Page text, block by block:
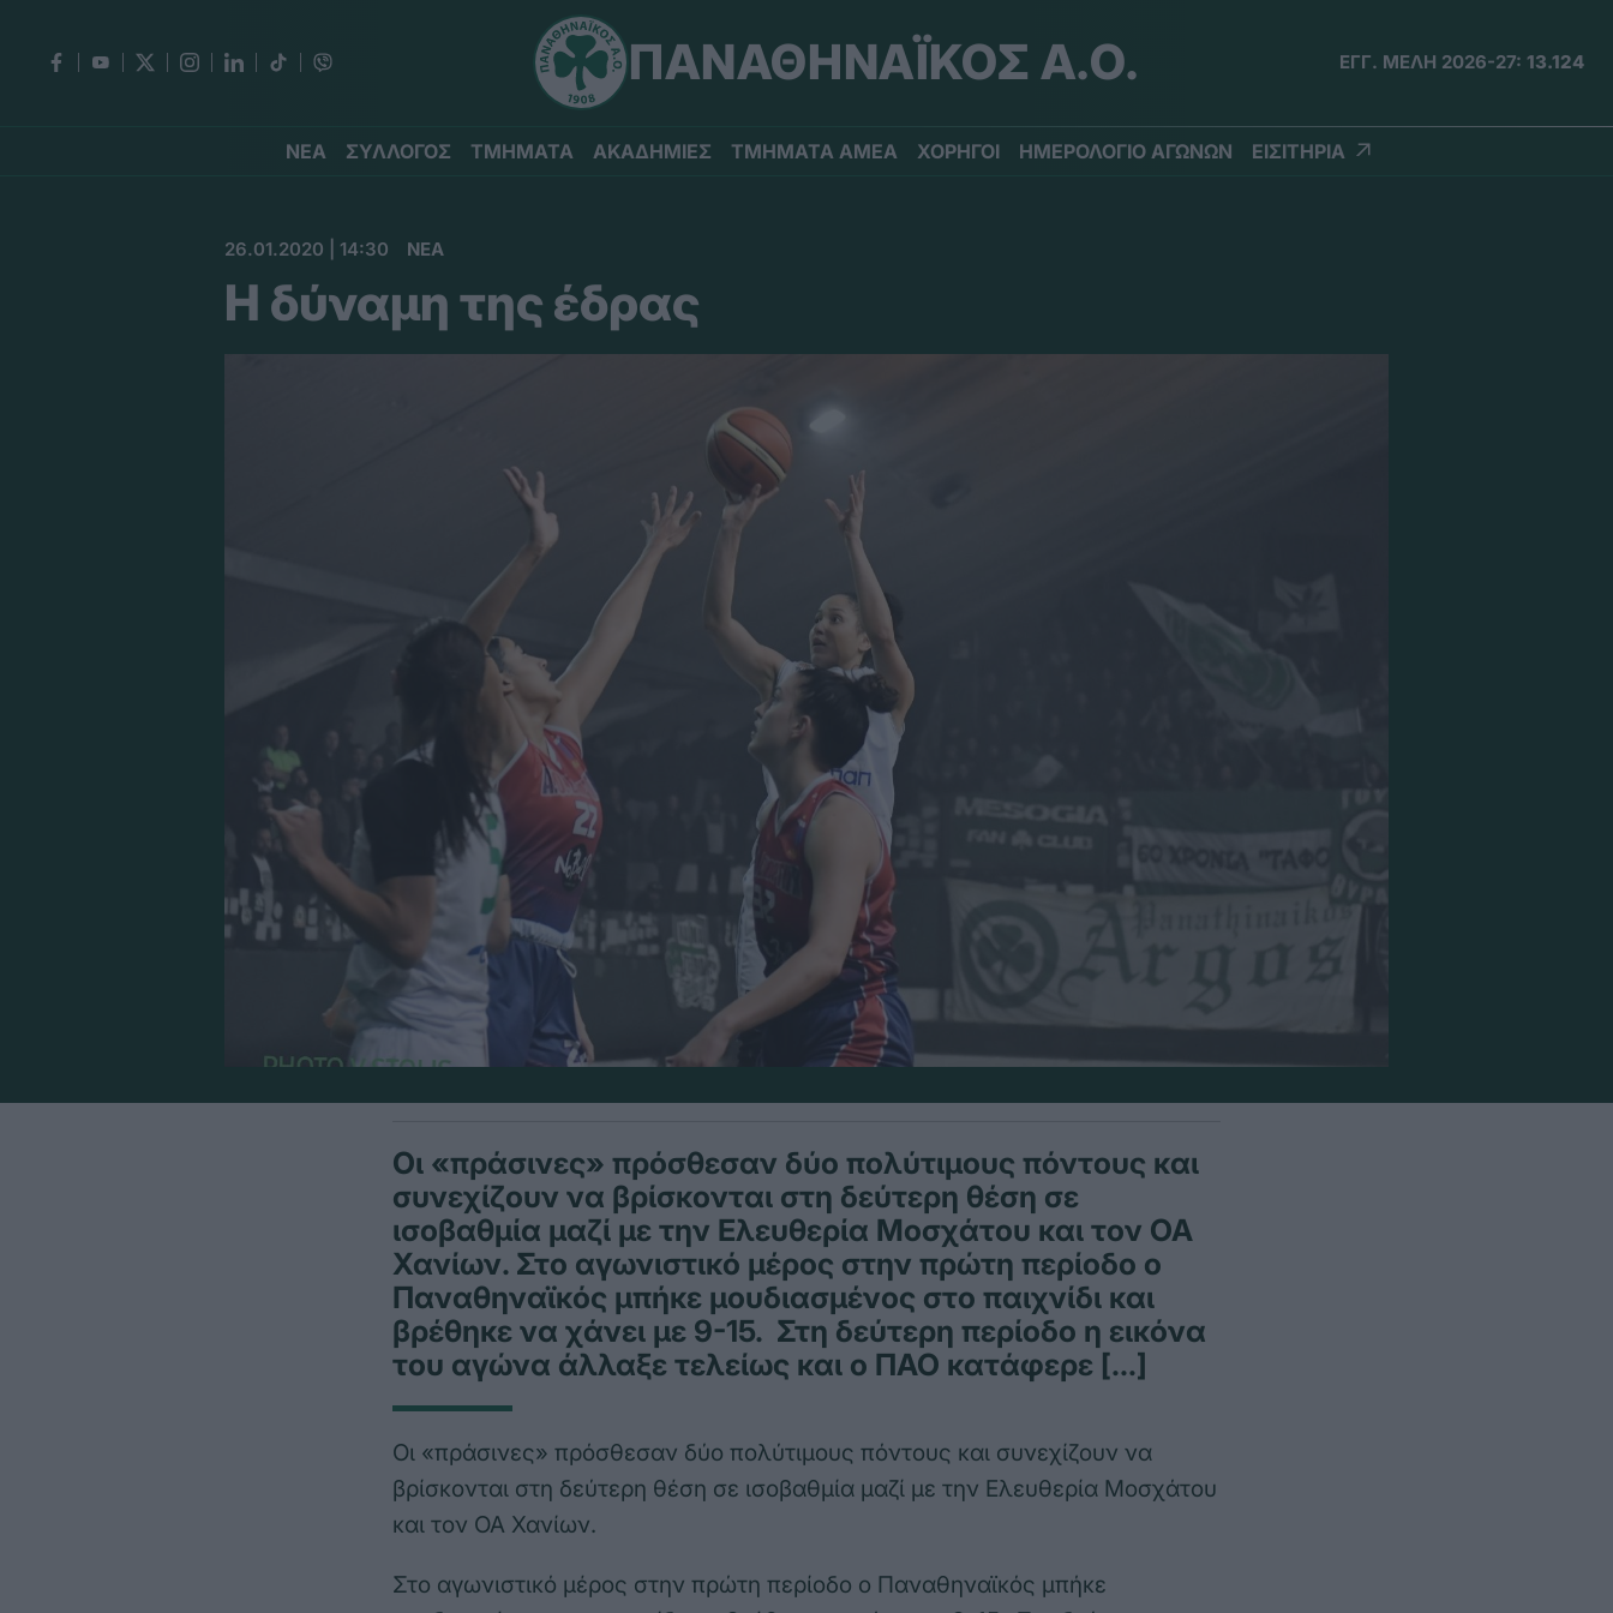
ΠΑΝΑΘΗΝΑΪΚΟΣ Α.Ο. ΕΓΓ. ΜΕΛΗ 2026-27: 13.124
ΝΕΑ ΣΥΛΛΟΓΟΣ ΤΜΗΜΑΤΑ ΑΚΑΔΗΜΙΕΣ ΤΜΗΜΑΤΑ ΑΜΕΑ ΧΟΡΗΓΟΙ ΗΜΕΡΟΛΟΓΙΟ ΑΓΩΝΩΝ ΕΙΣΙΤΗΡΙΑ
26.01.2020 | 14:30 ΝΕΑ
Η δύναμη της έδρας
Οι «πράσινες» πρόσθεσαν δύο πολύτιμους πόντους και
συνεχίζουν να βρίσκονται στη δεύτερη θέση σε
ισοβαθμία μαζί με την Ελευθερία Μοσχάτου και τον ΟΑ
Χανίων. Στο αγωνιστικό μέρος στην πρώτη περίοδο ο
Παναθηναϊκός μπήκε μουδιασμένος στο παιχνίδι και
βρέθηκε να χάνει με 9-15. Στη δεύτερη περίοδο η εικόνα
του αγώνα άλλαξε τελείως και ο ΠΑΟ κατάφερε […]
Οι «πράσινες» πρόσθεσαν δύο πολύτιμους πόντους και συνεχίζουν να
βρίσκονται στη δεύτερη θέση σε ισοβαθμία μαζί με την Ελευθερία Μοσχάτου
και τον ΟΑ Χανίων.
Στο αγωνιστικό μέρος στην πρώτη περίοδο ο Παναθηναϊκός μπήκε